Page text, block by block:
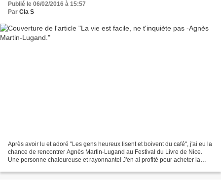
Publié le 06/02/2016 à 15:57
Par Cla S
Après avoir lu et adoré "Les gens heureux lisent et boivent du café", j'ai eu la
chance de rencontrer Agnès Martin-Lugand au Festival du Livre de Nice.
Une personne chaleureuse et rayonnante! J'en ai profité pour acheter la